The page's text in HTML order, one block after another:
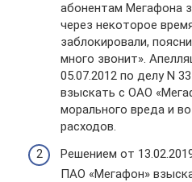
абонентам Мегафона
через некоторое
заблокировали,
много звонит».
05.07.2012 по делу N
взыскать с ОАО
морального вреда и
расходов.
Решением от
ПАО «Мегафон»